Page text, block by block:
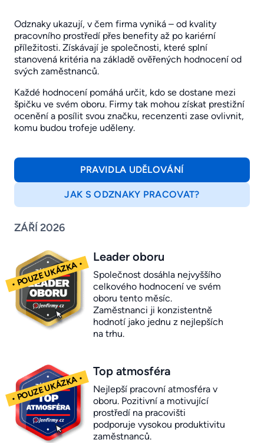
Odznaky ukazují, v čem firma vyniká – od kvality
pracovního prostředí přes benefity až po kariérní
příležitosti. Získávají je společnosti, které splní
stanovená kritéria na základě ověřených hodnocení od
svých zaměstnanců.
Každé hodnocení pomáhá určit, kdo se dostane mezi
špičku ve svém oboru. Firmy tak mohou získat prestižní
ocenění a posílit svou značku, recenzenti zase ovlivnit,
komu budou trofeje uděleny.
PRAVIDLA UDĚLOVÁNÍ
JAK S ODZNAKY PRACOVAT?
ZÁŘÍ 2026
Leader oboru
Společnost dosáhla nejvyššího
celkového hodnocení ve svém
oboru tento měsíc.
Zaměstnanci ji konzistentně
hodnotí jako jednu z nejlepších
na trhu.
Top atmosféra
Nejlepší pracovní atmosféra v
oboru. Pozitivní a motivující
prostředí na pracovišti
podporuje vysokou produktivitu
zaměstnanců.